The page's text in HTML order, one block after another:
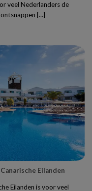
veel Nederlanders de
[...]
Eilanden
Eilanden is voor veel